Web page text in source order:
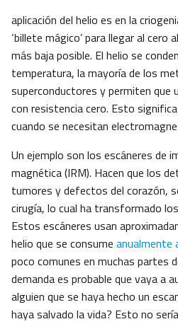
aplicación del helio es en la
‘billete mágico’ para llegar al
más baja posible. El helio se
temperatura, la mayoría de los
superconductores y permiten que
con resistencia cero. Esto
cuando se necesitan
Un ejemplo son los escáneres de
magnética (IRM). Hacen que los
tumores y defectos del corazón,
cirugía, lo cual ha transformado
Estos escáneres usan
helio que se consume anualmente
poco comunes en muchas partes
demanda es probable que vaya a
alguien que se haya hecho un
haya salvado la vida? Esto no